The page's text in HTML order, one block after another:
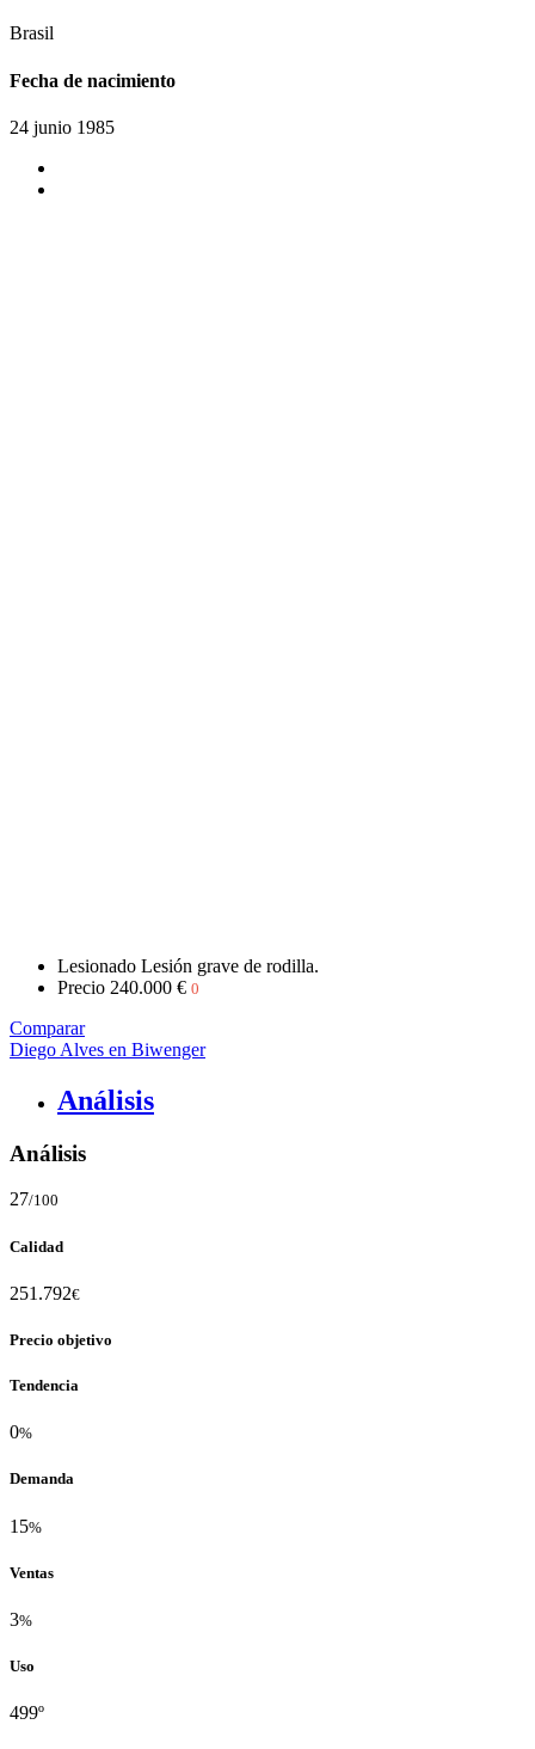
Brasil
Fecha de nacimiento
24 junio 1985
Lesionado Lesión grave de rodilla.
Precio 240.000 € 0
Comparar
Diego Alves en Biwenger
Análisis
Análisis
27/100
Calidad
251.792€
Precio objetivo
Tendencia
0%
Demanda
15%
Ventas
3%
Uso
499º